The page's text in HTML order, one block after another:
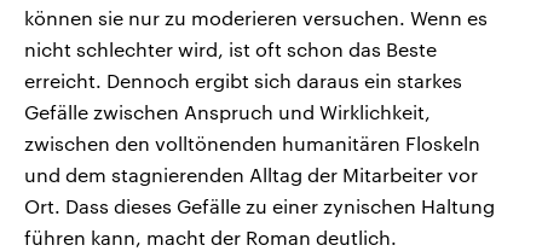
können sie nur zu moderieren versuchen. Wenn es
nicht schlechter wird, ist oft schon das Beste
erreicht. Dennoch ergibt sich daraus ein starkes
Gefälle zwischen Anspruch und Wirklichkeit,
zwischen den volltönenden humanitären Floskeln
und dem stagnierenden Alltag der Mitarbeiter vor
Ort. Dass dieses Gefälle zu einer zynischen Haltung
führen kann, macht der Roman deutlich.